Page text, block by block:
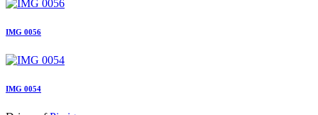
IMG 0056
IMG 0054